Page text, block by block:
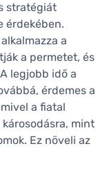
stratégiát
érdekében.
a
a permetet, és
legjobb idő a
érdemes a
a fiatal
mint
Ez növeli az